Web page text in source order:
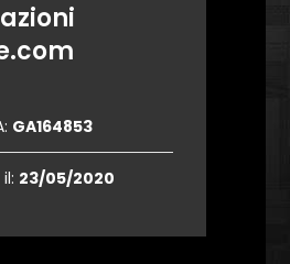
GA164853
23/05/2020